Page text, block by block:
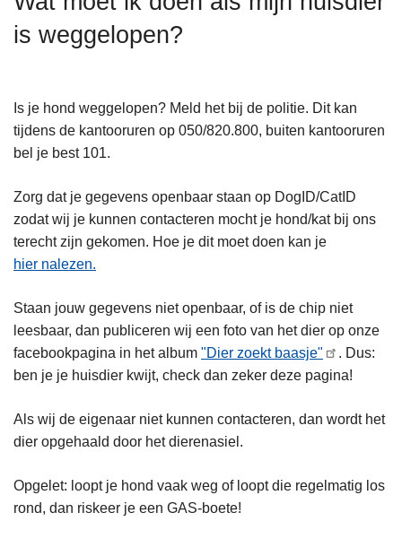
is weggelopen?
Is je hond weggelopen? Meld het bij de politie. Dit kan
tijdens de kantooruren op 050/820.800, buiten kantooruren
bel je best 101.
Zorg dat je gegevens openbaar staan op DogID/CatID
zodat wij je kunnen contacteren mocht je hond/kat bij ons
terecht zijn gekomen. Hoe je dit moet doen kan je
hier nalezen.
Staan jouw gegevens niet openbaar, of is de chip niet
leesbaar, dan publiceren wij een foto van het dier op onze
facebookpagina in het album "Dier zoekt baasje"
. Dus:
ben je je huisdier kwijt, check dan zeker deze pagina!
Als wij de eigenaar niet kunnen contacteren, dan wordt het
dier opgehaald door het dierenasiel.
Opgelet: loopt je hond vaak weg of loopt die regelmatig los
rond, dan riskeer je een GAS-boete!